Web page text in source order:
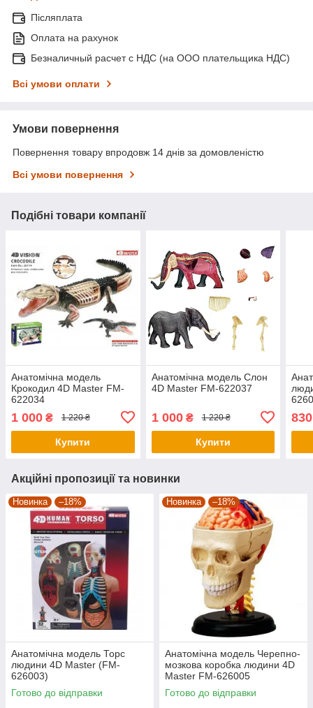
Післяплата
Оплата на рахунок
Безналичный расчет с НДС (на ООО плательщика НДС)
Всі умови оплати
Умови повернення
Повернення товару впродовж 14 днів за домовленістю
Всі умови повернення
Подібні товари компанії
Анатомічна модель
Крокодил 4D Master FM-
622034
1 000 ₴ 1 220 ₴
Купити
Анатомічна модель Слон
4D Master FM-622037
1 000₴ 1 220 ₴
Купити
830
Акційні пропозиції та новинки
Новинка –18%
Анатомічна модель Торс
людини 4D Master (FM-
626003)
Готово до відправки
Новинка –18%
Анатомічна модель Черепно-
мозкова коробка людини 4D
Master FM-626005
Готово до відправки